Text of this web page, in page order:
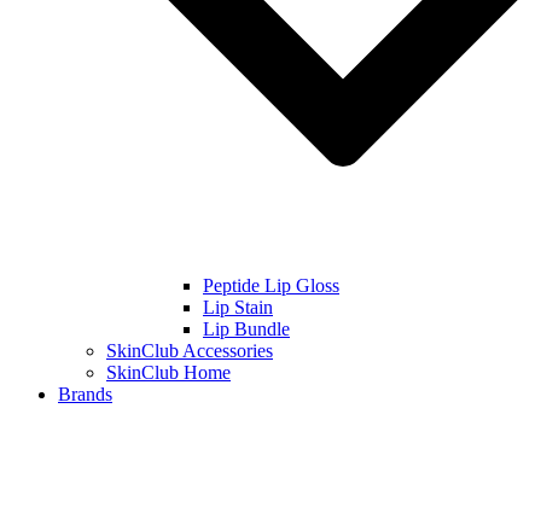
Peptide Lip Gloss
Lip Stain
Lip Bundle
SkinClub Accessories
SkinClub Home
Brands